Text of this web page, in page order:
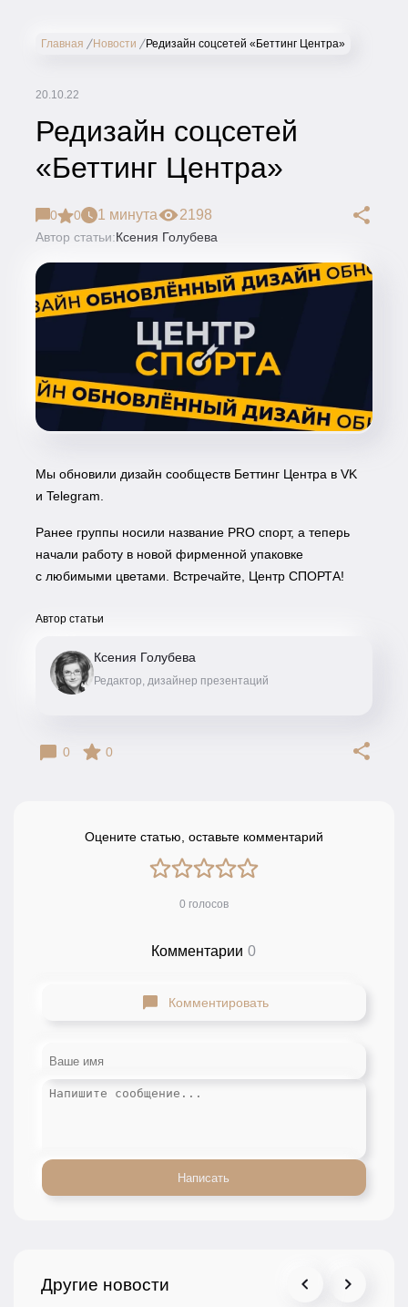
Главная Новости Редизайн соцсетей «Беттинг Центра»
20.10.22
Редизайн соцсетей
«Беттинг Центра»
0 0 1 минута 2198
Автор статьи:Ксения Голубева
Мы обновили дизайн сообществ Беттинг Центра в VK
и Telegram.
Ранее группы носили название PRO спорт, а теперь
начали работу в новой фирменной упаковке
с любимыми цветами. Встречайте, Центр СПОРТА!
Автор статьи
Ксения Голубева
Редактор, дизайнер презентаций
0 0
Оцените статью, оставьте комментарий
0 голосов
Комментарии 0
Комментировать
Написать
Другие новости